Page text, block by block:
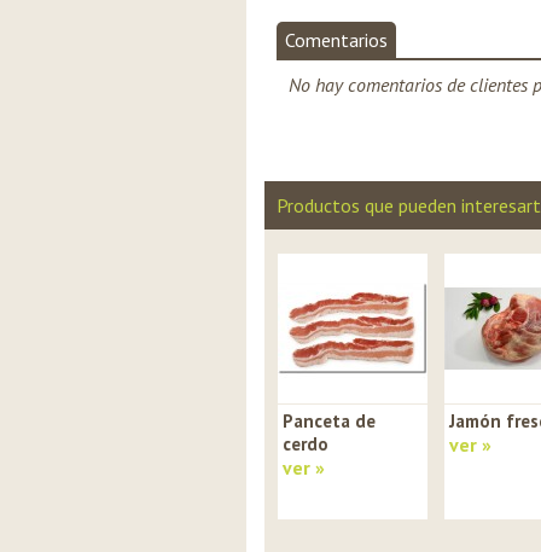
Comentarios
No hay comentarios de clientes
Productos que pueden
Panceta de
cerdo
ver »
Jamón
ver »